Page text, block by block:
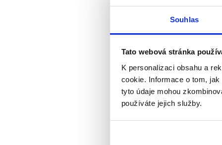
Souhlas
Tato webová stránka
K personalizaci obsahu a
cookie. Informace o tom,
tyto údaje mohou
používáte jejich služby.
Alena Schillerová
se nakonecpřipojili
Závěr
Na schůzi
první Piráti,
s přednostním
ovšem její